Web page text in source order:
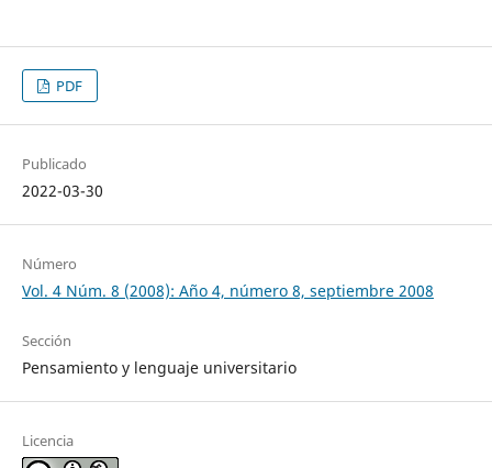
PDF
Publicado
2022-03-30
Número
Vol. 4 Núm. 8 (2008): Año 4, número 8, septiembre 2008
Sección
Pensamiento y lenguaje universitario
Licencia